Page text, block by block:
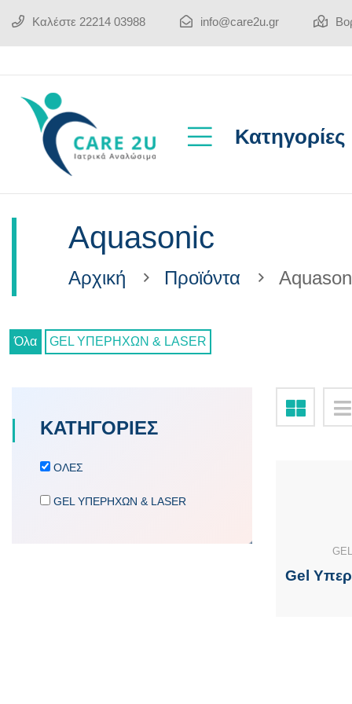
Καλέστε 22214 03988 info@care2u.gr
Κατηγορίες
Aquasonic
Αρχική Προϊόντα
Όλα GEL ΥΠΕΡΗΧΩΝ & LASER
ΚΑΤΗΓΟΡΙΕΣ
ΟΛΕΣ
GEL ΥΠΕΡΗΧΩΝ & LASER
Gel